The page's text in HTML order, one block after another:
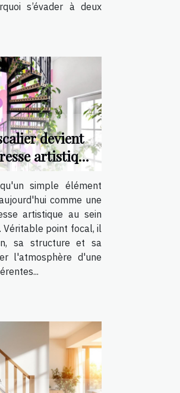
s’évader à deux
devient
artistique
?
simple élément
comme une
artistique au sein
Véritable point focal, il
sa structure et sa
l'atmosphère d'une